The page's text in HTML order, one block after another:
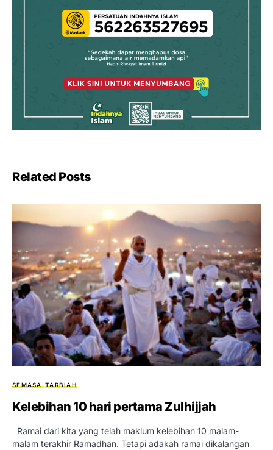
Related Posts
SEMASA TARBIAH
Kelebihan 10 hari pertama Zulhijjah
Ramai dari kita yang telah maklum kelebihan 10 malam-
malam terakhir Ramadhan. Tetapi adakah ramai dikalangan